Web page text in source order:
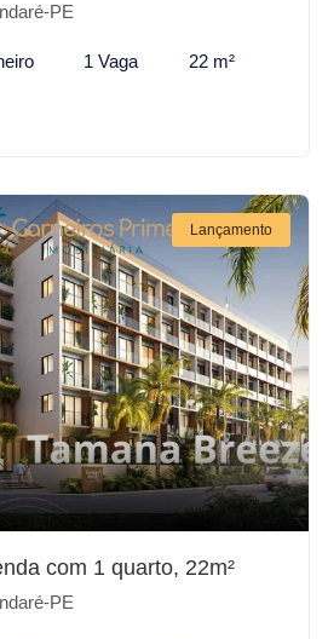
PE
1 Vaga 22 m²
Lançamento
com 1 quarto, 22m²
PE